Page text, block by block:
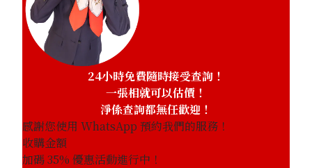
24小時免費隨時接受查詢！
一張相就可以估價！
淨係查詢都無任歡迎！
感謝您使用 WhatsApp 預約我們的服務！
收購金額
加碼35% 優惠活動進行中！